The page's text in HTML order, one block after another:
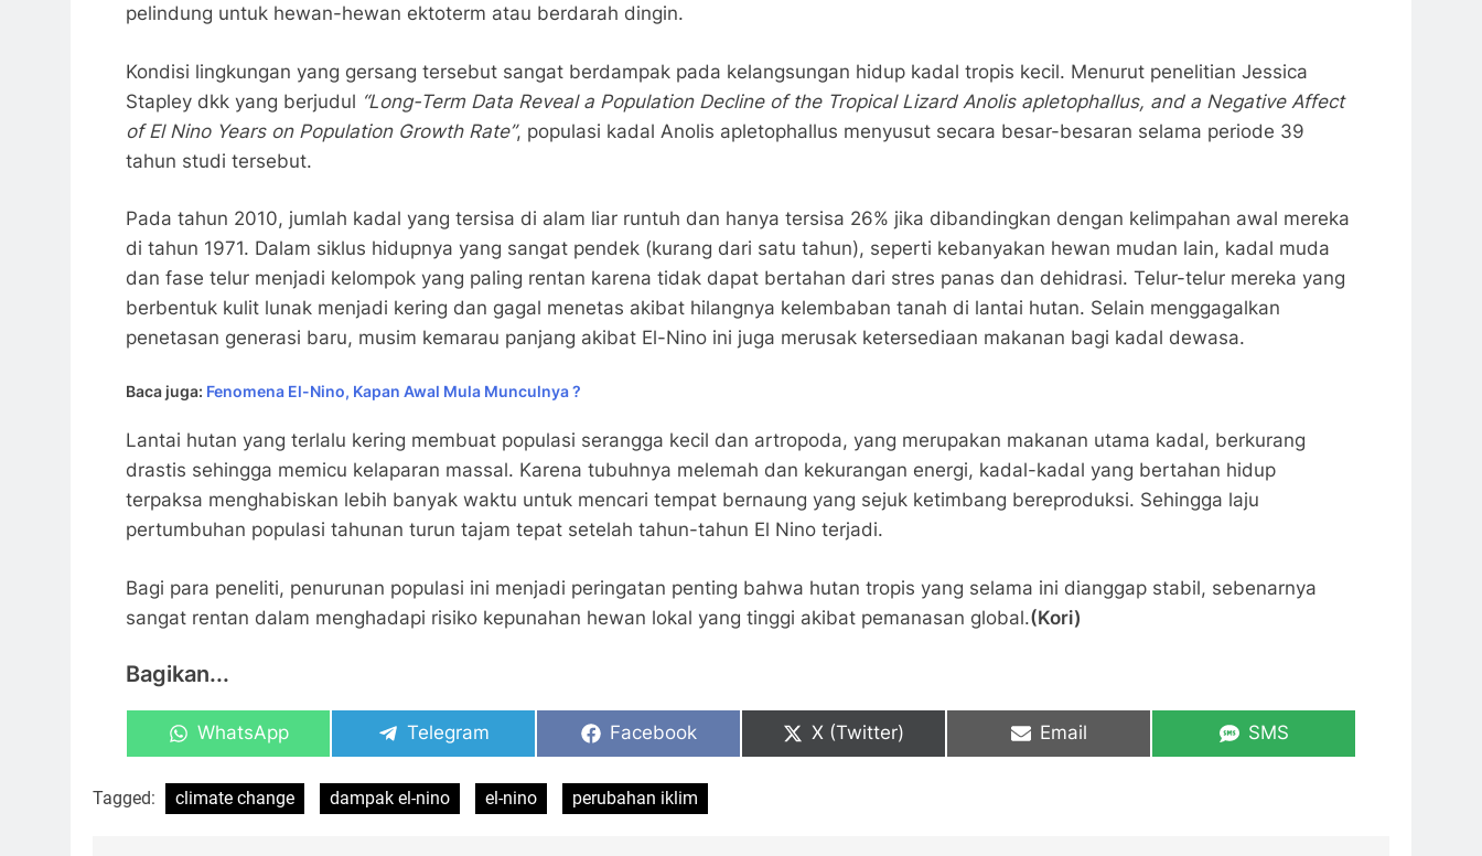
pelindung untuk hewan-hewan ektoterm atau berdarah dingin.
Kondisi lingkungan yang gersang tersebut sangat berdampak pada kelangsungan hidup kadal tropis kecil. Menurut penelitian Jessica
Stapley dkk yang berjudul “Long-Term Data Reveal a Population Decline of the Tropical Lizard Anolis apletophallus, and a Negative Affect
of El Nino Years on Population Growth Rate”, populasi kadal Anolis apletophallus menyusut secara besar-besaran selama periode 39
tahun studi tersebut.
Pada tahun 2010, jumlah kadal yang tersisa di alam liar runtuh dan hanya tersisa 26% jika dibandingkan dengan kelimpahan awal mereka
di tahun 1971. Dalam siklus hidupnya yang sangat pendek (kurang dari satu tahun), seperti kebanyakan hewan mudan lain, kadal muda
dan fase telur menjadi kelompok yang paling rentan karena tidak dapat bertahan dari stres panas dan dehidrasi. Telur-telur mereka yang
berbentuk kulit lunak menjadi kering dan gagal menetas akibat hilangnya kelembaban tanah di lantai hutan. Selain menggagalkan
penetasan generasi baru, musim kemarau panjang akibat El-Nino ini juga merusak ketersediaan makanan bagi kadal dewasa.
Baca juga: Fenomena El-Nino, Kapan Awal Mula Munculnya ?
Lantai hutan yang terlalu kering membuat populasi serangga kecil dan artropoda, yang merupakan makanan utama kadal, berkurang
drastis sehingga memicu kelaparan massal. Karena tubuhnya melemah dan kekurangan energi, kadal-kadal yang bertahan hidup
terpaksa menghabiskan lebih banyak waktu untuk mencari tempat bernaung yang sejuk ketimbang bereproduksi. Sehingga laju
pertumbuhan populasi tahunan turun tajam tepat setelah tahun-tahun El Nino terjadi.
Bagi para peneliti, penurunan populasi ini menjadi peringatan penting bahwa hutan tropis yang selama ini dianggap stabil, sebenarnya
sangat rentan dalam menghadapi risiko kepunahan hewan lokal yang tinggi akibat pemanasan global.(Kori)
Bagikan...
Share
WhatsApp
Share
Telegram
Share
Facebook
Share
X (Twitter)
Share
Email
Share
SMS
Tagged: climate change dampak el-nino el-nino perubahan iklim